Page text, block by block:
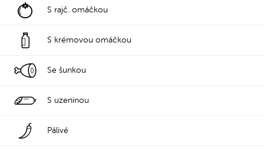
S rajč. omáčkou
S krémovou omáčkou
Se šunkou
S uzeninou
Pálivé